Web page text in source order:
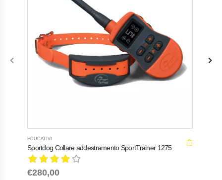
EDUCATIVI
Sportdog Collare addestramento SportTrainer 1275
€280,00